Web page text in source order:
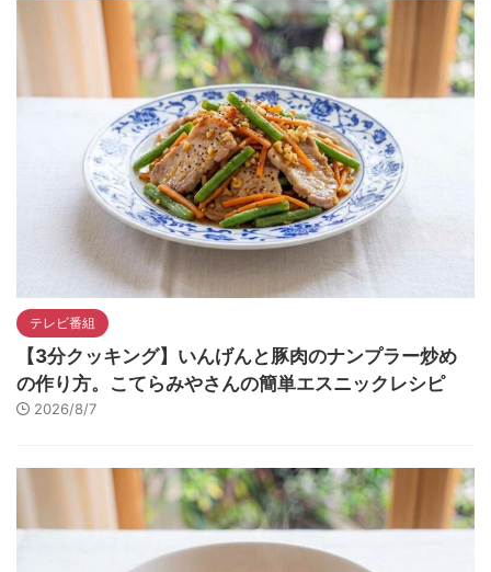
テレビ番組
【3分クッキング】いんげんと豚肉のナンプラー炒め
の作り方。こてらみやさんの簡単エスニックレシピ
2026/8/7